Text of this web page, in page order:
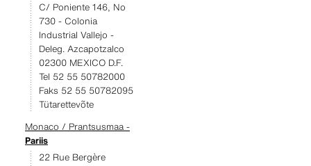
C/ Poniente 146, No
730 - Colonia
Industrial Vallejo -
Deleg. Azcapotzalco
02300 MEXICO D.F.
Tel 52 55 50782000
Faks 52 55 50782095
Tütarettevõte
Monaco / Prantsusmaa -
Pariis
22 Rue Bergère